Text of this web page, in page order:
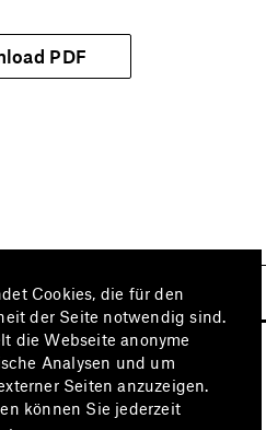
PDF
Cookies, die für den
der Seite notwendig sind.
die Webseite anonyme
Analysen und um
Seiten anzuzeigen.
können Sie jederzeit